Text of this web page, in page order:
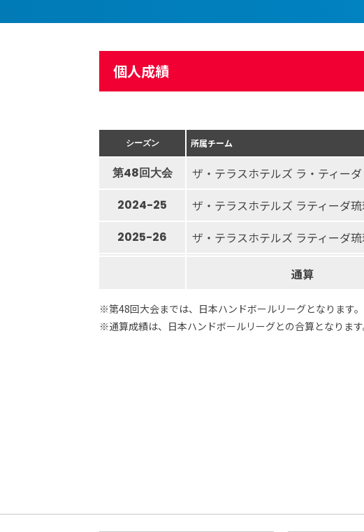
個人成績
シーズン 所属チーム
第48回大会 ザ・テラスホテルズ ラ・ティーダ
2024-25
ザ・テラスホテルズ ラティーダ
2025-26
ザ・テラスホテルズ ラティーダ
通算
※第48回大会までは、日本ハンドボールリーグとなります。
※通算成績は、日本ハンドボールリーグとの合算となります